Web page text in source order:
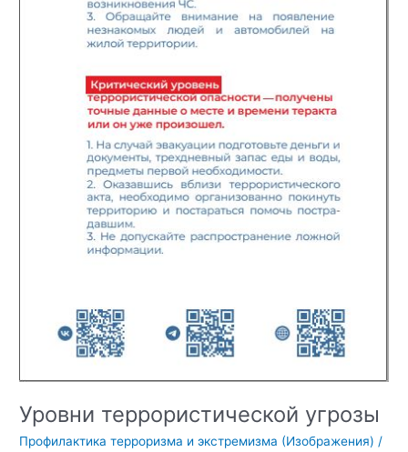
Уровни террористической угрозы
Профилактика терроризма и экстремизма (Изображения) /